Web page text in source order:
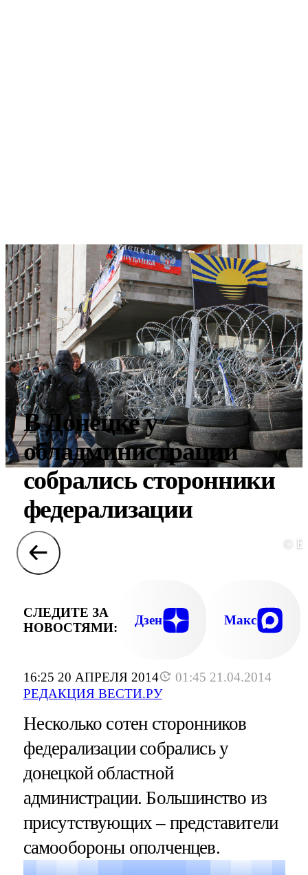
16:25 20 АПРЕЛЯ 2014
01:45 21.04.2014
РЕДАКЦИЯ ВЕСТИ.РУ
В Донецке у
обладминистрации
собрались сторонники
федерализации
©
СЛЕДИТЕ ЗА
НОВОСТЯМИ:
Дзен Макс
Несколько сотен сторонников
федерализации собрались у
донецкой областной
администрации. Большинство из
присутствующих – представители
самообороны ополченцев.